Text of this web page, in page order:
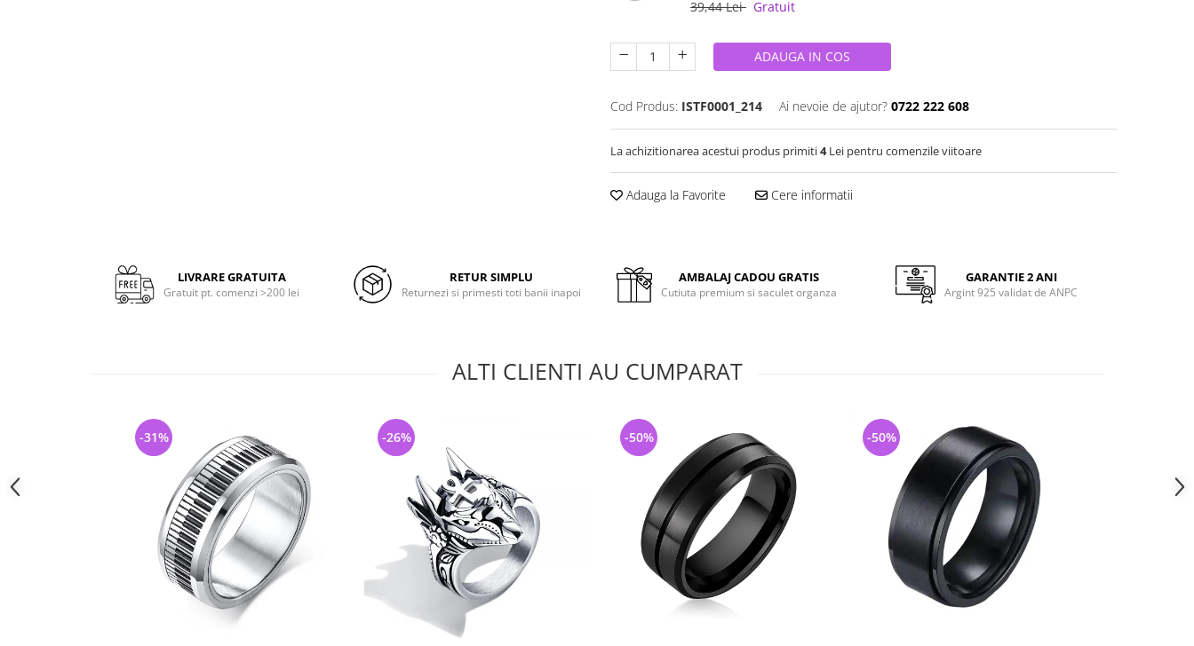
39,44 Lei Gratuit
ADAUGA IN COS
Cod Produs: ISTF0001_214 Ai nevoie de ajutor? 0722 222 608
La achizitionarea acestui produs primiti4Lei pentru comenzile viitoare
Adauga la Favorite Cere informatii
LIVRARE GRATUITA
Gratuit pt. comenzi >200 lei
RETUR SIMPLU
Returnezi si primesti toti banii inapoi
AMBALAJ CADOU GRATIS
Cutiuta premium si saculet organza
GARANTIE 2 ANI
Argint 925 validat de ANPC
ALTI CLIENTI AU CUMPARAT
-31% -26% -50% -50%